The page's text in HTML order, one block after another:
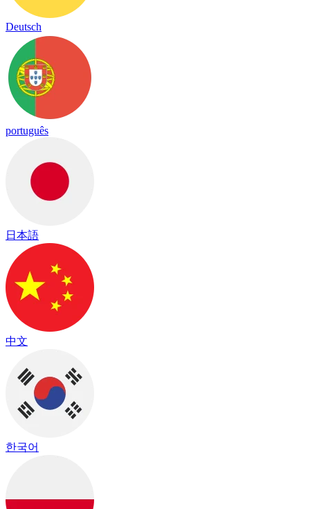
Deutsch
português
日本語
中文
한국어